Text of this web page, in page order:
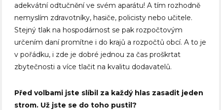
adekvátní odtučnění ve svém aparátu! A tím rozhodně
nemyslím zdravotníky, hasiče, policisty nebo učitele.
Stejný tlak na hospodárnost se pak rozpočtovým
určením daní promítne i do krajů a rozpočtů obcí. A to je
v pořádku, i zde je dobré jednou za čas proškrtat
zbytečnosti a více tlačit na kvalitu dodavatelů.
Před volbami jste slíbil za každý hlas zasadit jeden
strom. Už jste se do toho pustil?